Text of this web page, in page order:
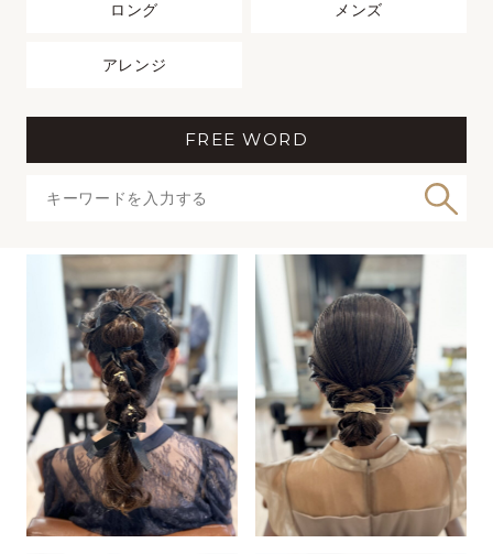
ロング メンズ
アレンジ
FREE WORD